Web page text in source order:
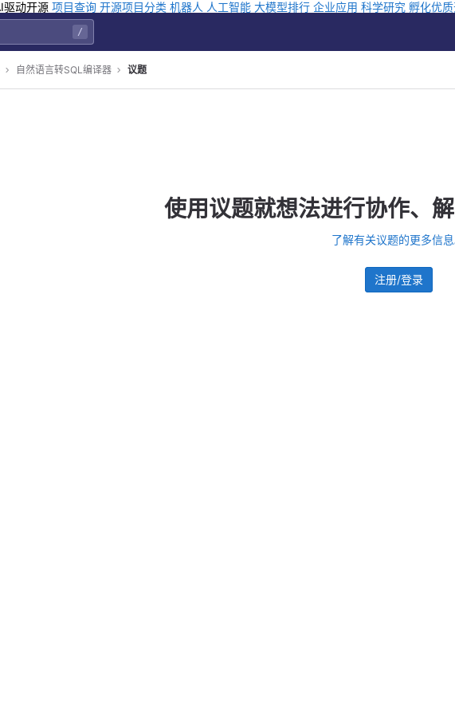
驱动开源 项目查询 开源项目分类 机器人 人工智能 大模型排行 企业应用 科学研究 孵化优
/
自然语言转SQL编译器 议题